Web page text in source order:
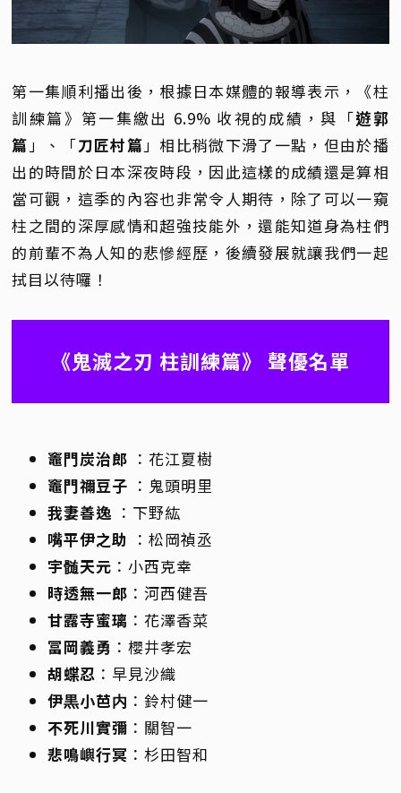
第一集順利播出後，根據日本媒體的報導表示，《柱
訓練篇》第一集繳出 6.9% 收視的成績，與「遊郭
篇 」、「刀匠村篇 」相比稍微下滑了一點，但由於播
出的時間於日本深夜時段，因此這樣的成績還是算相
當可觀，這季的內容也非常令人期待，除了可以一窺
柱之間的深厚感情和超強技能外，還能知道身為柱們
的前輩不為人知的悲慘經歷，後續發展就讓我們一起
拭目以待囉！
《鬼滅之刃 柱訓練篇》 聲優名單
竈門炭治郎 ：花江夏樹
竈門禰豆子 ：鬼頭明里
我妻善逸 ：下野紘
嘴平伊之助 ：松岡禎丞
宇髄天元 ：小西克幸
時透無一郎 ：河西健吾
甘露寺蜜璃 ：花澤香菜
冨岡義勇 ：櫻井孝宏
胡蝶忍 ：早見沙織
伊黒小芭内 ：鈴村健一
不死川實彌 ：關智一
悲鳴嶼行冥 ：杉田智和